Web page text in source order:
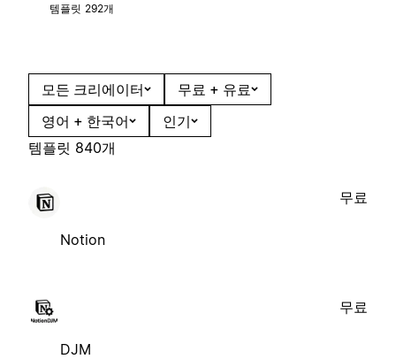
템플릿 292개
모든 크리에이터
무료 + 유료
영어 + 한국어
인기
템플릿 840개
Notion
무료
DJM
무료